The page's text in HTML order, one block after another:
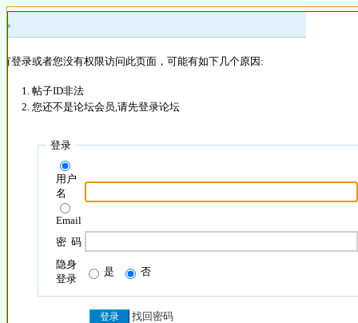
»
登录或者您没有权限访问此页面，可能有如下几个原因:
帖子ID非法
您还不是论坛会员,请先登录论坛
登录
用户
名
Email
密 码
隐身
登录
是 否
找回密码